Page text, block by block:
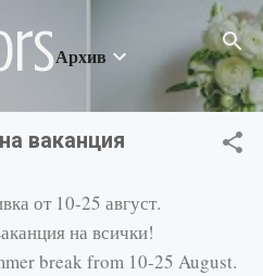
съдържание
Архив
ваканция
от 10-25 август.
на всички!
break from 10-25 August.